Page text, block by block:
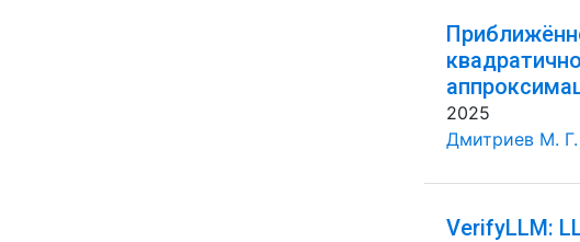
2025
Дмитриев М. Г.
VerifyLLM: